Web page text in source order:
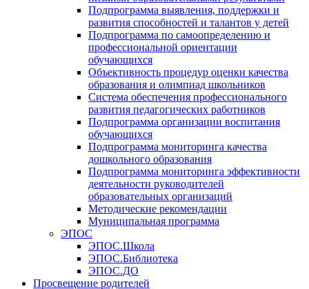
Подпрограмма выявления, поддержки и
развития способностей и талантов у детей
Подпрограмма по самоопределению и
профессиональной ориентации
обучающихся
Объективность процедур оценки качества
образования и олимпиад школьников
Система обеспечения профессионального
развития педагогических работников
Подпрограмма организации воспитания
обучающихся
Подпрограмма мониторинга качества
дошкольного образования
Подпрограмма мониторинга эффективности
деятельности руководителей
образовательных организаций
Методические рекомендации
Муниципальная программа
ЭПОС
ЭПОС.Школа
ЭПОС.Библиотека
ЭПОС.ДО
Просвещение родителей